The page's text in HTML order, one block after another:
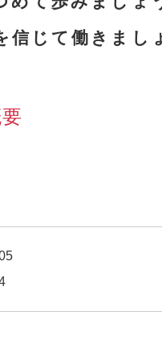
信じて働きまし